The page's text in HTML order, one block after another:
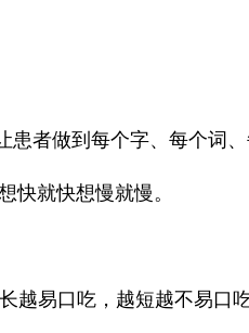
患者做到每个字、每个词
快就快想慢就慢。
越易口吃，越短越不易